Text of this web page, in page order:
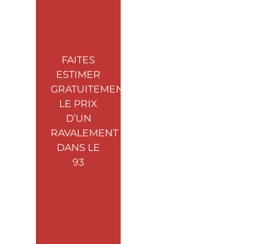
FAITES
ESTIMER
GRATUITEMENT
LE PRIX
D’UN
RAVALEMENT
DANS LE
93